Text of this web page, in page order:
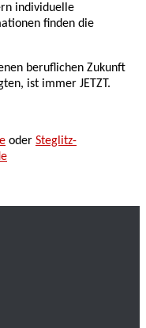
individuelle
finden die
beruflichen Zukunft
ist immer JETZT.
oder Steglitz-